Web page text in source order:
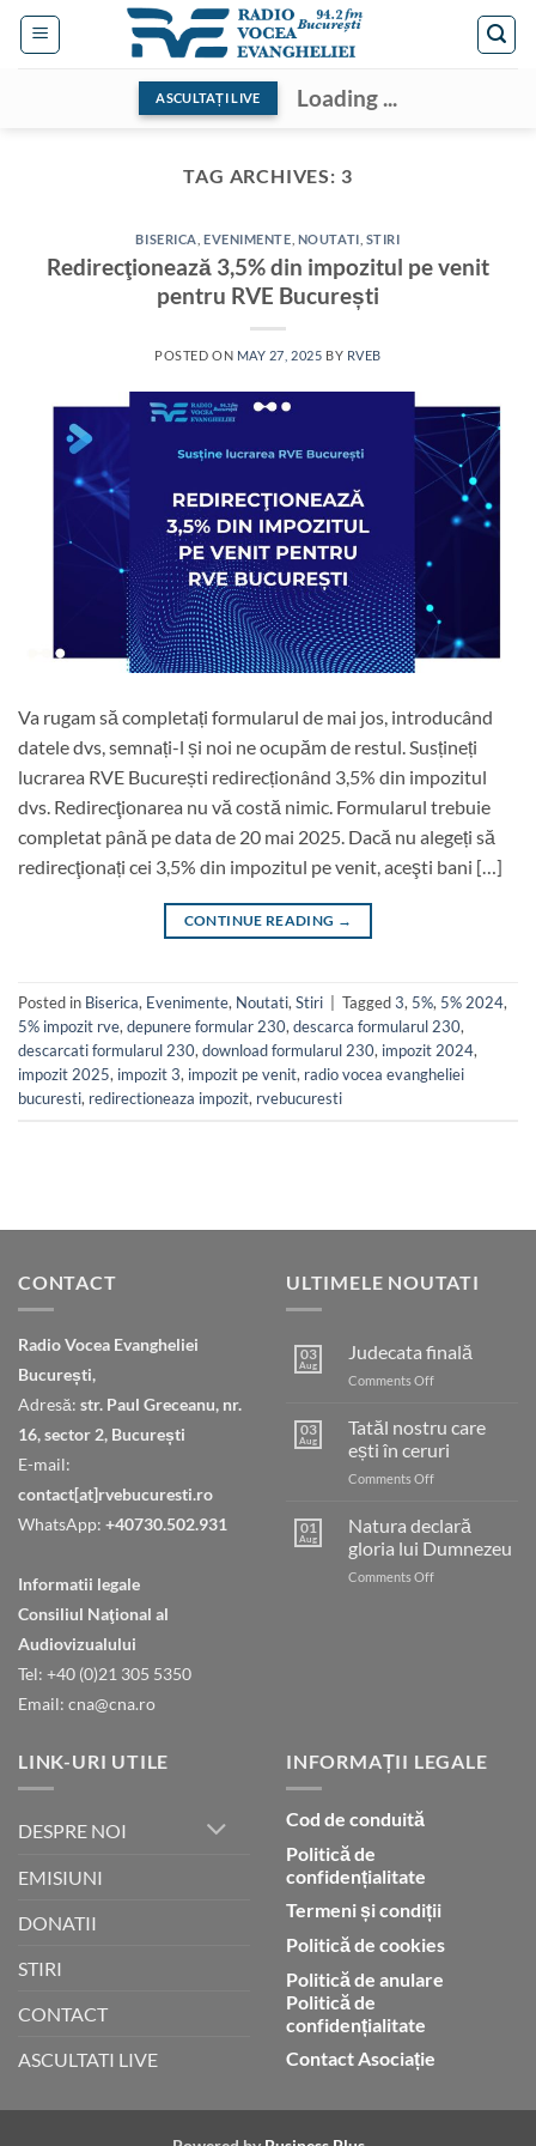
Skip
ASCULTAȚI LIVE Loading ...
TAG ARCHIVES: 3
BISERICA EVENIMENTE NOUTATI STIRI
Redirecţionează 3,5% din impozitul pe venit
pentru RVE București
POSTED ON MAY 27, 2025 BY RVEB
Va rugam să completați formularul de mai jos, introducând
datele dvs, semnați-l și noi ne ocupăm de restul. Susțineți
lucrarea RVE București redirecționând 3,5% din impozitul
dvs. Redirecţionarea nu vă costă nimic. Formularul trebuie
completat până pe data de 20 mai 2025. Dacă nu alegeți să
redirecţionați cei 3,5% din impozitul pe venit, aceşti bani […]
CONTINUE READING →
Posted in Biserica, Evenimente, Noutati, Stiri Tagged3, 5%, 5% 2024,
5% impozit rve, depunere formular 230, descarca formularul 230,
descarcati formularul 230, download formularul 230, impozit 2024,
impozit 2025, impozit 3, impozit pe venit, radio vocea evangheliei
bucuresti, redirectioneaza impozit, rvebucuresti
CONTACT
Radio Vocea Evangheliei
București,
Adresă: str. Paul Greceanu, nr.
16, sector 2, București
E-mail:
contact[at]rvebucuresti.ro
WhatsApp: +40730.502.931
Informatii legale
Consiliul Naţional al
Audiovizualului
Tel: +40 (0)21 305 5350
Email: cna@cna.ro
ULTIMELE NOUTATI
03
Aug
Judecata finală
Comments Offon
03
Aug
Tatăl nostru care
ești în ceruri
Comments Offon
nostru
care
ești
în
01
Aug
Natura declară
gloria lui Dumnezeu
Comments Offon
LINK-URI UTILE
DESPRE NOI
EMISIUNI
DONATII
STIRI
CONTACT
ASCULTATI LIVE
INFORMAȚII LEGALE
Cod de conduită
Politică de
confidențialitate
Termeni și condiții
Politică de cookies
Politică de anulare
Politică de
confidențialitate
Contact Asociație